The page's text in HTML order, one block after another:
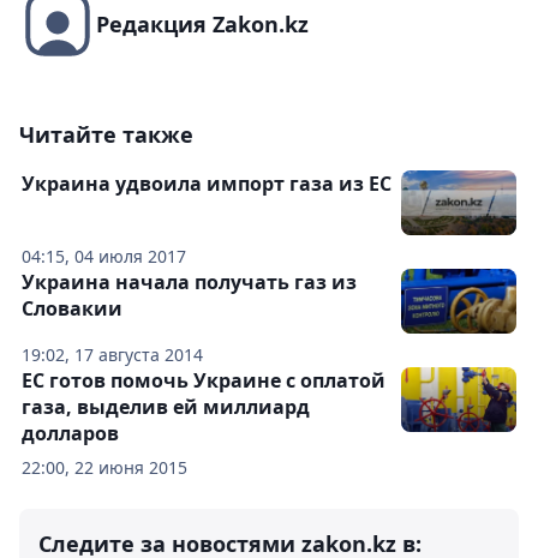
Редакция Zakon.kz
Читайте также
04:15, 04 июля 2017
Украина удвоила импорт газа из ЕС
19:02, 17 августа 2014
Украина начала получать газ из
Словакии
22:00, 22 июня 2015
ЕС готов помочь Украине с оплатой
газа, выделив ей миллиард
долларов
Следите за новостями zakon.kz в: